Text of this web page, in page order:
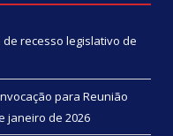
recesso legislativo de
para Reunião
janeiro de 2026